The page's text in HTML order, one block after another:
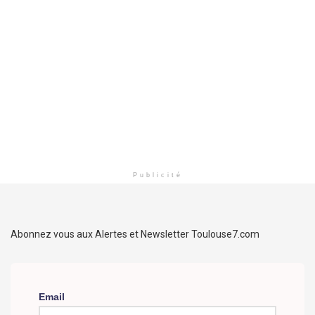
Publicité
Abonnez vous aux Alertes et Newsletter Toulouse7.com
Email